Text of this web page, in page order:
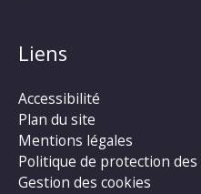
Liens
Accessibilité
Plan du site
Mentions légales
Politique de protection
Gestion des cookies